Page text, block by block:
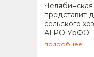
Челябинская
представит
сельского
АГРО УрФО
подробнее...